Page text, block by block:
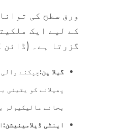
ورق سطح کی
کے لیے ایک
گزرتا ہے۔ (ڈائن
گیلا پن:چپکنے
پھیلانے کو یقینی
بجائے مالیکیولر
اینٹی ڈیلامینیشن: